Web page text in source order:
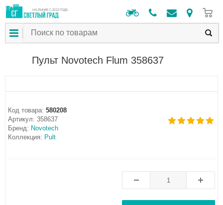
НА РЫНКЕ С 2012 ГОДА
Пульт Novotech Flum 358637
Код товара: 580208
Артикул: 358637
Бренд: Novotech
Коллекция: Pult